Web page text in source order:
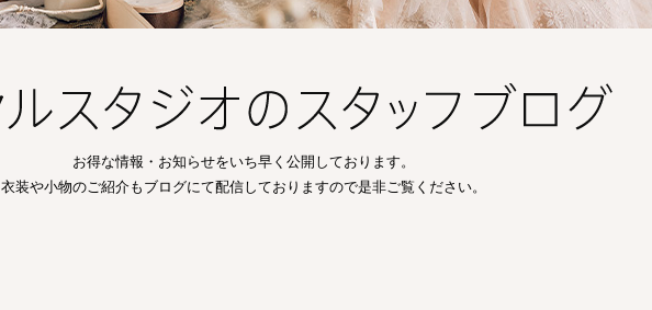
お得な情報・お知らせをいち早く公開しております。
衣装や小物のご紹介もブログにて配信しておりますので是非ご覧ください。